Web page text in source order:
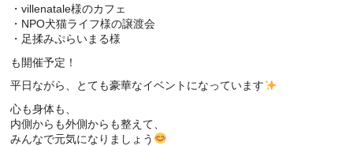
・villenatale様のカフェ
・NPO犬猫ライフ様の譲渡会
・足揉みぷらいまる様
も開催予定！
平日ながら、とても豪華なイベントになっています
心も身体も、
内側からも外側からも整えて、
みんなで元気になりましょう